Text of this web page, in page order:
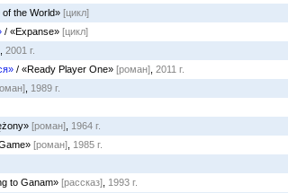
the World» [цикл]
/ «Expanse» [цикл]
2001 г.
/ «Ready Player One» [роман] 2011 г.
1989 г.
[роман] 1964 г.
[роман] 1985 г.
to Ganam» [рассказ] 1993 г.